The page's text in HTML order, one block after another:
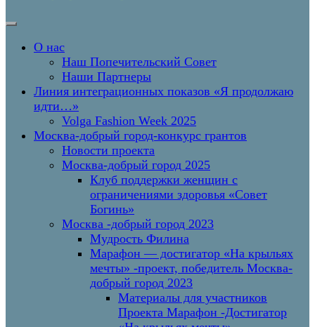
О нас
Наш Попечительский Совет
Наши Партнеры
Линия интеграционных показов «Я продолжаю
идти…»
Volga Fashion Week 2025
Москва-добрый город-конкурс грантов
Новости проекта
Москва-добрый город 2025
Клуб поддержки женщин с
ограничениями здоровья «Совет
Богинь»
Москва -добрый город 2023
Мудрость Филина
Марафон — достигатор «На крыльях
мечты» -проект, победитель Москва-
добрый город 2023
Материалы для участников
Проекта Марафон -Достигатор